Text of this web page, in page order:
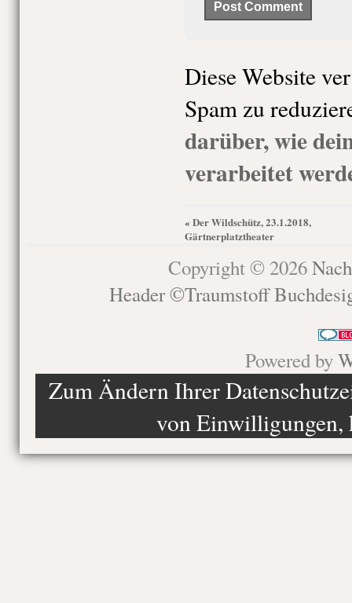
Diese Website
Spam zu
darüber, wie
verarbeitet
« Der Wildschütz, 23.1.2018,
Gärtnerplatztheater
Copyright © 2026
Header ©Traumstoff
Powered by
Zum Ändern Ihrer
von